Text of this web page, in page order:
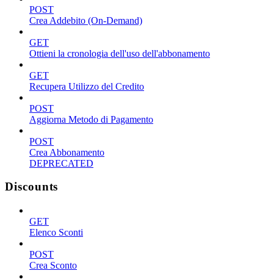
POST
Crea Addebito (On-Demand)
GET
Ottieni la cronologia dell'uso dell'abbonamento
GET
Recupera Utilizzo del Credito
POST
Aggiorna Metodo di Pagamento
POST
Crea Abbonamento
DEPRECATED
Discounts
GET
Elenco Sconti
POST
Crea Sconto